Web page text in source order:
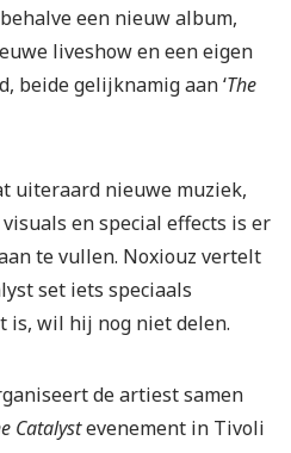
een nieuw album,
liveshow en een eigen
beide gelijknamig aan ‘The
uiteraard nieuwe muziek,
en special effects is er
te vullen. Noxiouz vertelt
set iets speciaals
is, wil hij nog niet delen.
de artiest samen
Catalystevenement in Tivoli